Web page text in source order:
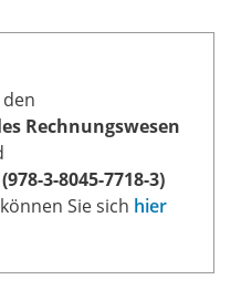
Rechnungswesen
3-8045-7718-3)
können Sie sich hier